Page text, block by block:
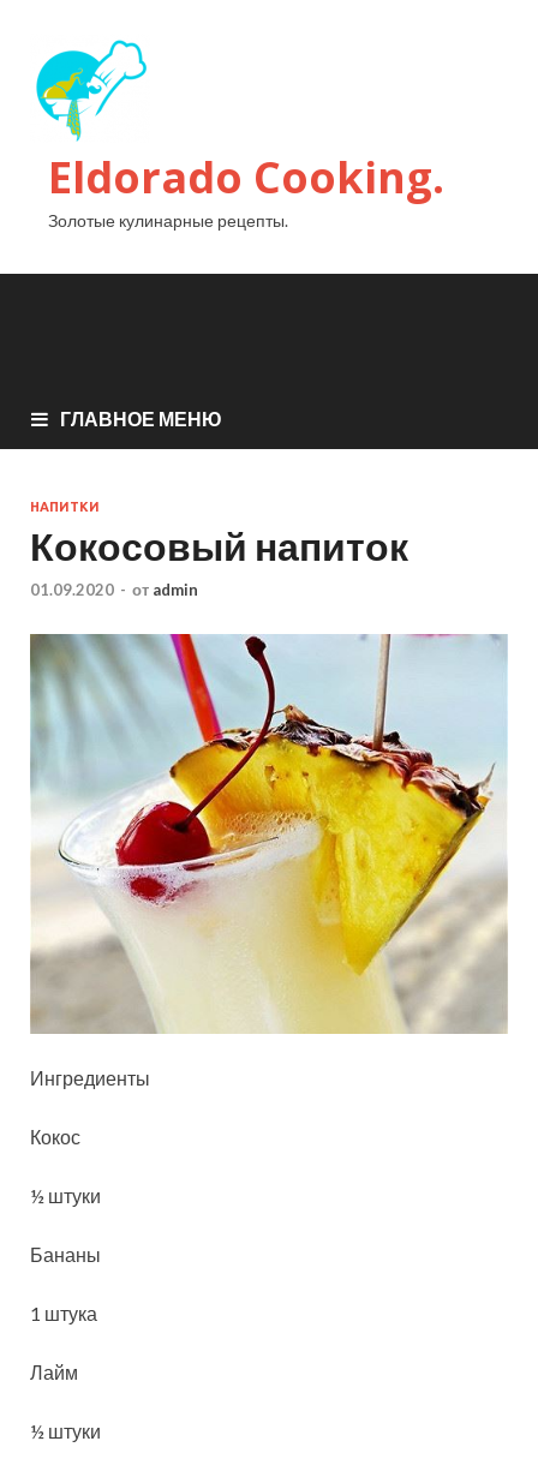
Eldorado Сooking.
Золотые кулинарные рецепты.
ГЛАВНОЕ МЕНЮ
НАПИТКИ
Кокосовый напиток
01.09.2020 - от admin
Ингредиенты
Кокос
½ штуки
Бананы
1 штука
Лайм
½ штуки